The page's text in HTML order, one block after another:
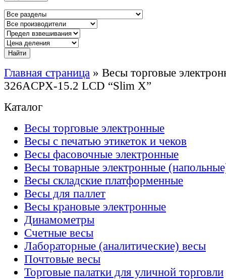
Главная страница » Весы торговые
326ACPX-15.2 LCD “Slim X”
Каталог
Весы торговые электронные
Весы с печатью этикеток и чеков
Весы фасовочные электронные
Весы товарные электронные
Весы складские платформенные
Весы для паллет
Весы крановые электронные
Динамометры
Счетные весы
Лабораторные (аналитические) весы
Почтовые весы
Торговые палатки для уличной торговли